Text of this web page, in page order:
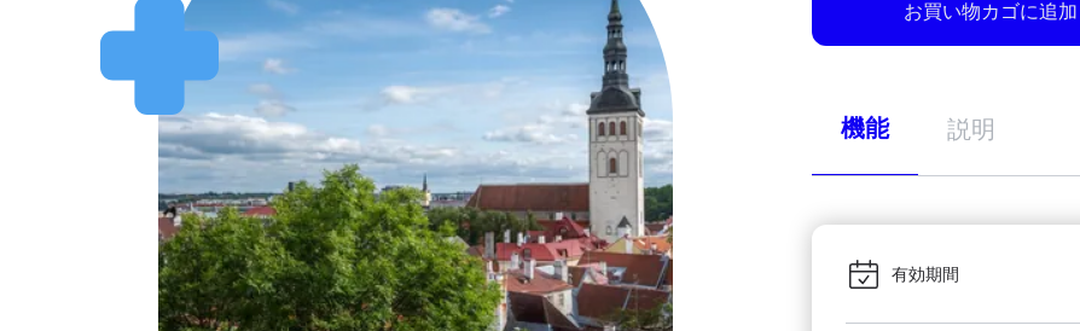
お買い物カゴに追加
機能 説明
有効期間